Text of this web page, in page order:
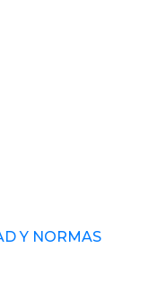
Y NORMAS